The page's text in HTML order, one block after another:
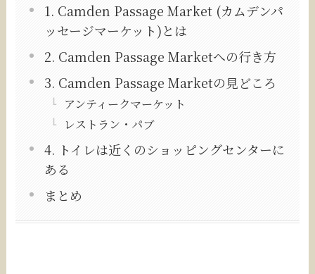
1. Camden Passage Market (カムデンパ
ッセージマーケット)とは
2. Camden Passage Marketへの行き方
3. Camden Passage Marketの見どころ
アンティークマーケット
レストラン・パブ
4. トイレは近くのショッピングセンターに
ある
まとめ